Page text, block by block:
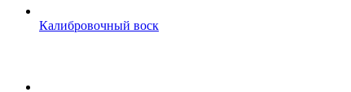
Калибровочный воск